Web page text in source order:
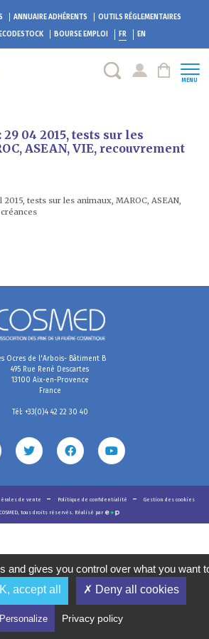
ANNUAIRE ADHÉRENTS
OUTILS RÉGLEMENTAIRES
ECODESTOCK BOURSE EMPLOI FR EN
MENU
04 2015, tests sur les
ASEAN, VIE, recouvrement
tests sur les animaux, MAROC, ASEAN,
Ocres de l'Arbois- Bâtiment B
495 Rue René Descartes
13100 Aix-en-Provence
France
Tél: +33(0)4 42 22 30 40
de vente Politique de confidentialité
Gestion des cookies
COSMED, tous droits réservés. Réalisé par
and gives you control over what you want
accept all ✗ Deny all cookies
Personalize Privacy policy